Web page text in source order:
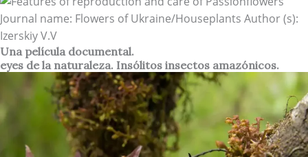
Una película documental.
eyes de la naturaleza. Insólitos insectos amazónicos.